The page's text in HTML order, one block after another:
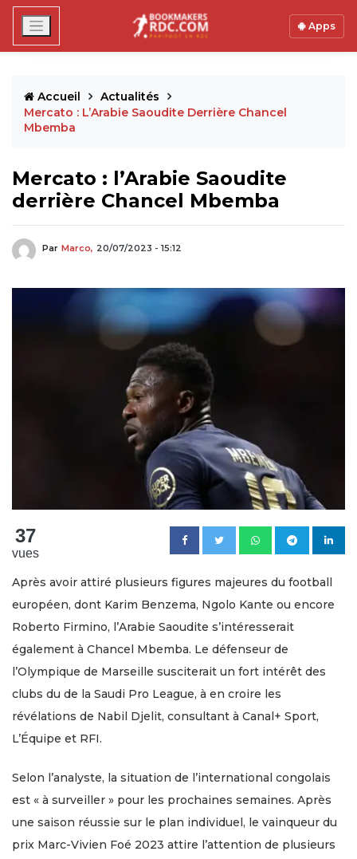
Apps
Accueil
Actualités
Mercato : L’Arabie Saoudite Derrière Chancel
Mbemba
Mercato : l’Arabie Saoudite
derrière Chancel Mbemba
Par Marco, 20/07/2023 - 15:12
37
vues
Après avoir attiré plusieurs figures majeures du football
européen, dont Karim Benzema, Ngolo Kante ou encore
Roberto Firmino, l’Arabie Saoudite s’intéresserait
également à Chancel Mbemba. Le défenseur de
l’Olympique de Marseille susciterait un fort intérêt des
clubs du de la Saudi Pro League, à en croire les
révélations de Nabil Djelit, consultant à Canal+ Sport,
L’Équipe et RFI.
Selon l’analyste, la situation de l’international congolais
est « à surveiller » pour les prochaines semaines. Après
une saison réussie sur le plan individuel, le vainqueur du
prix Marc-Vivien Foé 2023 attire l’attention de plusieurs